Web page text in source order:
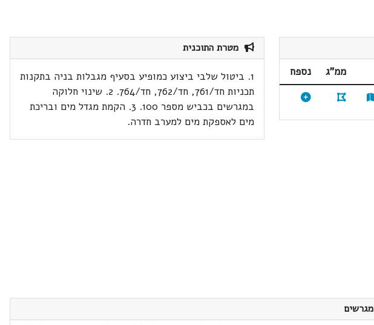
ממ"ג
נספח
מטרת התוכנית
1. ביטול שלבי ביצוע כמופיע בסעיף מגבלות בניה בתקנות
תכניות חד/761, חד/762, חד/764. 2. שינוי חלוקה
במגרשים בכביש מספר 100. 3. הקמת מגדל מים ובריכת
מים לאספקת מים למערב חדרה.
מגרשים